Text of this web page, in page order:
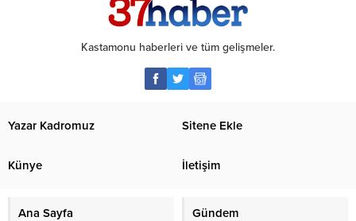
Kastamonu haberleri ve tüm gelişmeler.
Yazar Kadromuz Sitene Ekle
Künye İletişim
Ana Sayfa Gündem